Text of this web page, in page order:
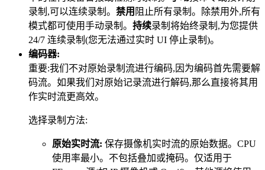
录制,可以连续录制。 禁用 阻止所有录制。除禁用外,所有
模式都可使用手动录制。 持续录制将始终录制,为您提供
24/7 连续录制(您无法通过实时 UI 停止录制)。
编码器:
重要:我们不对原始录制流进行编码,因为编码首先需要解
码流。如果我们对原始记录流进行解码,那么直接将其用
作实时流更高效。
选择录制方法:
原始实时流: 保存摄像机实时流的原始数据。CPU
使用率最小。不包括叠加或掩码。仅适用于